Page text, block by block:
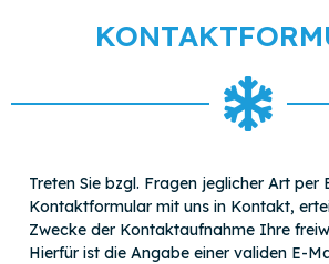
Treten Sie bzgl. Fragen jeglicher Art per
Kontaktformular mit uns in Kontakt,
Zwecke der Kontaktaufnahme Ihre
Hierfür ist die Angabe einer validen E-